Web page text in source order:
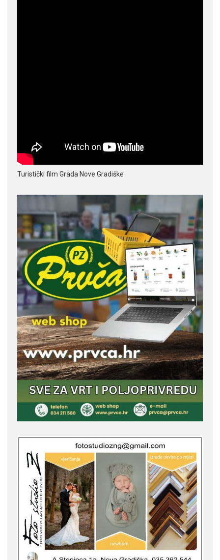
Turistički film Grada Nove Gradiške